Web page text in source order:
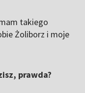
takiego
Żoliborz i moje
prawda?